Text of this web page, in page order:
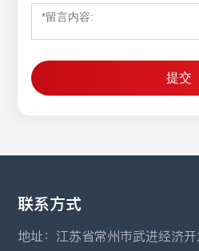
提交
联系方式
地址：江苏省常州市武进经济